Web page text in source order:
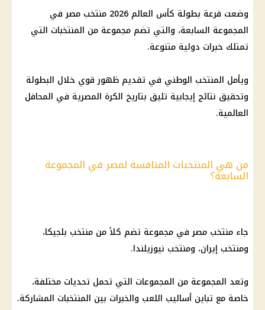
وضعت قرعة بطولة كأس العالم 2026 منتخب مصر في
المجموعة السابعة، والتي تضم مجموعة من المنتخبات التي
تمتلك خبرات دولية متنوعة.
ويأمل المنتخب الوطني في تقديم ظهور قوي خلال البطولة
وتحقيق نتائج إيجابية تليق بتاريخ الكرة المصرية في المحافل
العالمية.
من هي المنتخبات المنافسة لمصر في المجموعة
السابعة؟
جاء منتخب مصر في مجموعة تضم كلاً من منتخب بلجيكا،
ومنتخب إيران، ومنتخب نيوزيلندا.
وتعد المجموعة من المجموعات التي تحمل تحديات مختلفة،
خاصة مع تباين أساليب اللعب والخبرات بين المنتخبات المشاركة.